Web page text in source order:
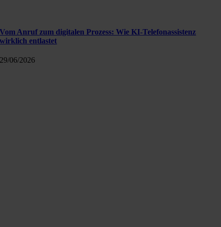
Vom Anruf zum digitalen Prozess: Wie KI-Telefonassistenz
wirklich entlastet
29/06/2026